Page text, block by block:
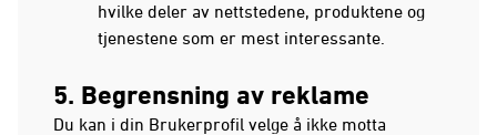
hvilke deler av nettstedene, produktene og
tjenestene som er mest interessante.
5. Begrensning av reklame
Du kan i din Brukerprofil velge å ikke motta